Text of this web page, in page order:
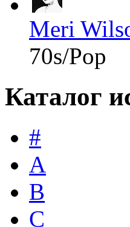
Meri
70s/Pop
Каталог
#
A
B
C